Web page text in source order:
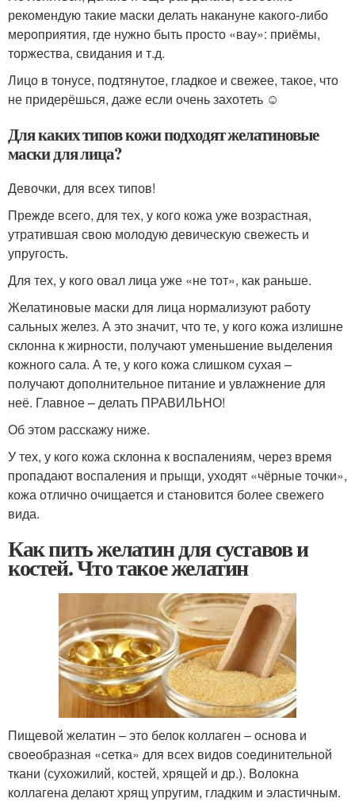
рекомендую такие маски делать накануне какого-либо
мероприятия, где нужно быть просто «вау»: приёмы,
торжества, свидания и т.д.
Лицо в тонусе, подтянутое, гладкое и свежее, такое, что
не придерёшься, даже если очень захотеть ☺
Для каких типов кожи подходят желатиновые
маски для лица?
Девочки, для всех типов!
Прежде всего, для тех, у кого кожа уже возрастная,
утратившая свою молодую девическую свежесть и
упругость.
Для тех, у кого овал лица уже «не тот», как раньше.
Желатиновые маски для лица нормализуют работу
сальных желез. А это значит, что те, у кого кожа излишне
склонна к жирности, получают уменьшение выделения
кожного сала. А те, у кого кожа слишком сухая –
получают дополнительное питание и увлажнение для
неё. Главное – делать ПРАВИЛЬНО!
Об этом расскажу ниже.
У тех, у кого кожа склонна к воспалениям, через время
пропадают воспаления и прыщи, уходят «чёрные точки»,
кожа отлично очищается и становится более свежего
вида.
Как пить желатин для суставов и
костей. Что такое желатин
Пищевой желатин – это белок коллаген – основа и
своеобразная «сетка» для всех видов соединительной
ткани (сухожилий, костей, хрящей и др.). Волокна
коллагена делают хрящ упругим, гладким и эластичным.